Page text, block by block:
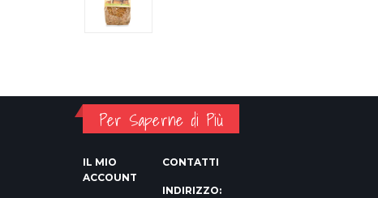
Per Saperne di Più
IL MIO
ACCOUNT
CONTATTI
INDIRIZZO: